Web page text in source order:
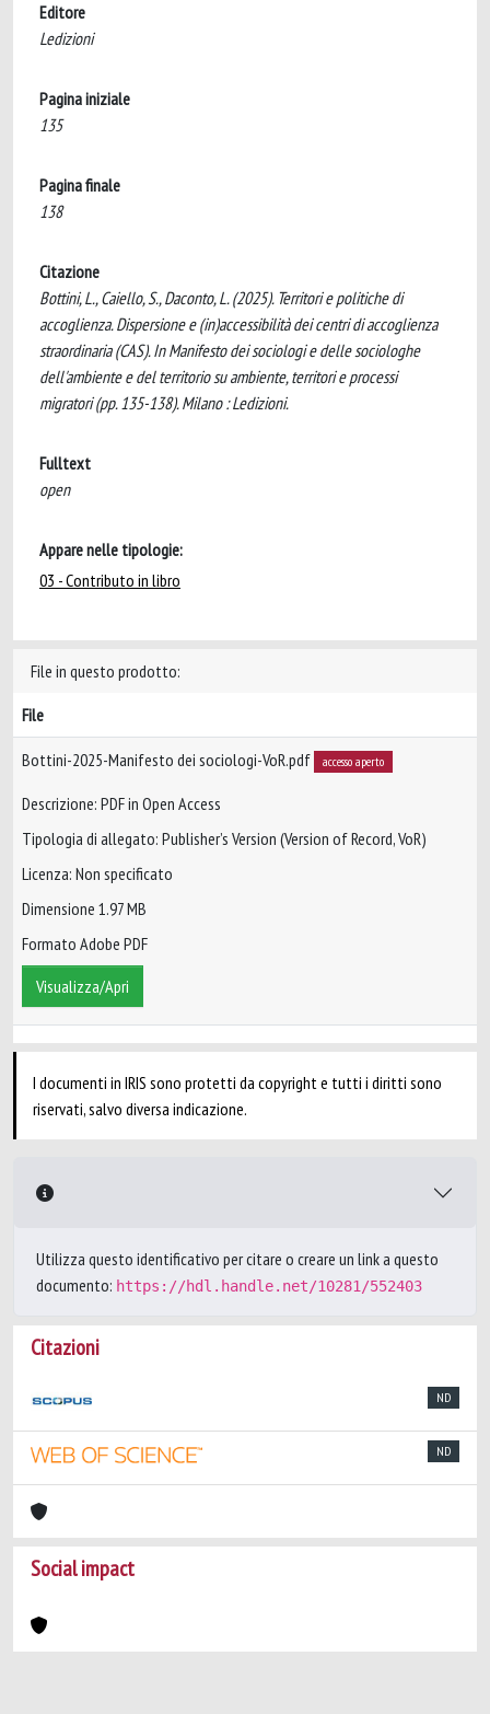
Editore
Ledizioni
Pagina iniziale
135
Pagina finale
138
Citazione
Bottini, L., Caiello, S., Daconto, L. (2025). Territori e politiche di
accoglienza. Dispersione e (in)accessibilità dei centri di accoglienza
straordinaria (CAS). In Manifesto dei sociologi e delle sociologhe
dell'ambiente e del territorio su ambiente, territori e processi
migratori (pp. 135-138). Milano : Ledizioni.
Fulltext
open
Appare nelle tipologie:
03 - Contributo in libro
File in questo prodotto:
File
Bottini-2025-Manifesto dei sociologi-VoR.pdf accesso aperto
Descrizione: PDF in Open Access
Tipologia di allegato: Publisher’s Version (Version of Record, VoR)
Licenza: Non specificato
Dimensione 1.97 MB
Formato Adobe PDF
Visualizza/Apri
I documenti in IRIS sono protetti da copyright e tutti i diritti sono
riservati, salvo diversa indicazione.
Utilizza questo identificativo per citare o creare un link a questo
documento: https://hdl.handle.net/10281/552403
Citazioni
ND
ND
Social impact